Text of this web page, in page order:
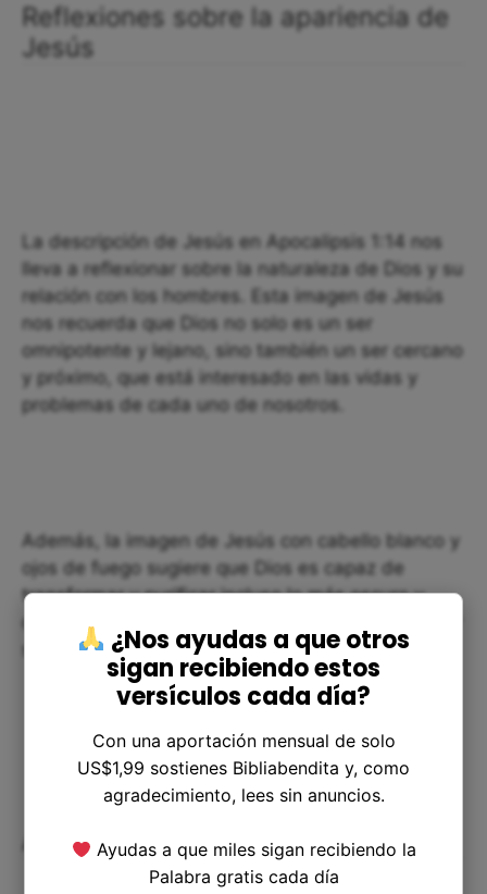
Reflexiones sobre la apariencia de
Jesús
La descripción de Jesús en Apocalipsis 1:14 nos
lleva a reflexionar sobre la naturaleza de Dios y su
relación con los hombres. Esta imagen de Jesús
nos recuerda que Dios no solo es un ser
omnipotente y lejano, sino también un ser cercano
y próximo, que está interesado en las vidas y
problemas de cada uno de nosotros.
Además, la imagen de Jesús con cabello blanco y
ojos de fuego sugiere que Dios es capaz de
transformar y purificar incluso lo más oscuro y
difícil de nuestras vidas, y que su amor y su poder
son capaces de trascender cualquier obstáculo.
Aplicaciones prácticas
¿Nos ayudas a que otros
sigan recibiendo estos
versículos cada día?
Con una aportación mensual de solo
US$1,99 sostienes Bibliabendita y, como
agradecimiento, lees sin anuncios.
Ayudas a que miles sigan recibiendo la
Palabra gratis cada día